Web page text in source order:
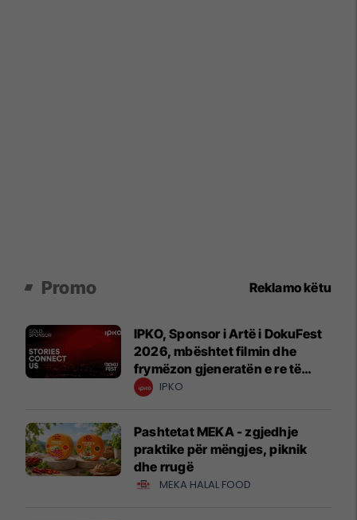
Promo Reklamo këtu
IPKO, Sponsor i Artë i DokuFest
2026, mbështet filmin dhe
frymëzon gjeneratën e re të
krijuesve
IPKO
Pashtetat MEKA - zgjedhje
praktike për mëngjes, piknik
dhe rrugë
MEKA HALAL FOOD